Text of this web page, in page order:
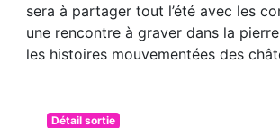
sera à partager tout l’été avec les
une rencontre à graver dans la
les histoires mouvementées des
Détail sortie